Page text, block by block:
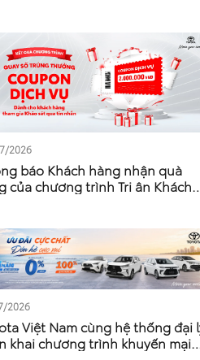
2026
báo Khách hàng nhận quà
của chương trình Tri ân Khách
2026
Việt Nam cùng hệ thống đại
khai chương trình khuyến mại